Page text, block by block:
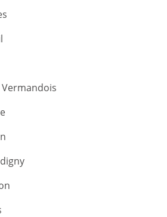
Vermandois